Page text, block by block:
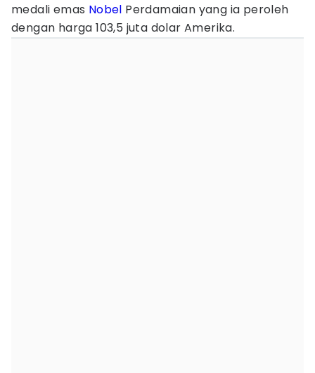
medali emas Nobel Perdamaian yang ia peroleh
dengan harga 103,5 juta dolar Amerika.